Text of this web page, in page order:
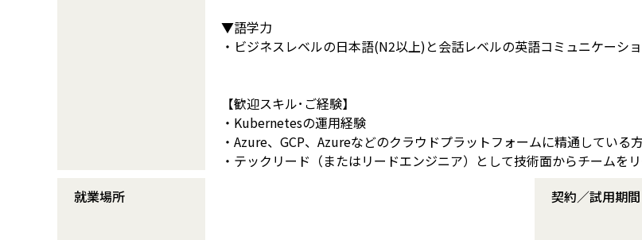
▼語学力
・ビジネスレベルの日本語(N2以上)と会話レベルの英語コミュニケーシ
【歓迎スキル･ご経験】
・Kubernetesの運用経験
・Azure、GCP、Azureなどのクラウドプラットフォームに精通している
・テックリード（またはリードエンジニア）として技術面からチームを
就業場所
契約／試用期間